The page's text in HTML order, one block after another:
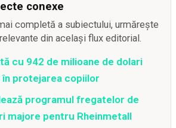
conexe
completă a subiectului, urmărește
din același flux editorial.
cu 942 de milioane de dolari
protejarea copiilor
programul fregatelor de
majore pentru Rheinmetall